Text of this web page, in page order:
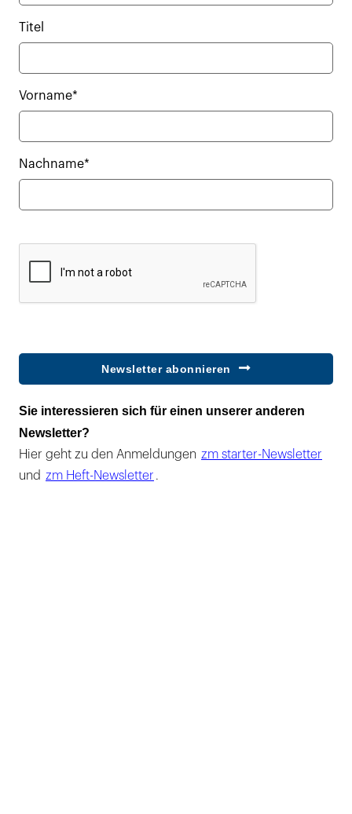
Titel
Vorname*
Nachname*
Newsletter abonnieren
Sie interessieren sich für einen unserer anderen
Newsletter?
Hier geht zu den Anmeldungen zm starter-Newsletter
und zm Heft-Newsletter .